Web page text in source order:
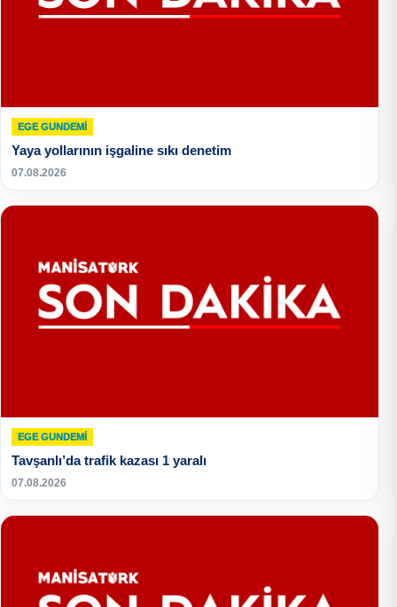
EGE GUNDEMİ
Yaya yollarının işgaline sıkı denetim
07.08.2026
EGE GUNDEMİ
Tavşanlı’da trafik kazası 1 yaralı
07.08.2026